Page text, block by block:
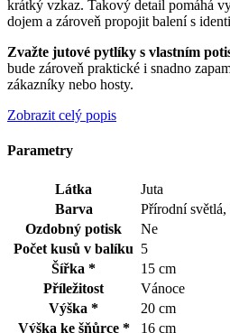
krátký vzkaz. Takový detail pomáhá
dojem a zároveň propojit balení s
Zvažte jutové pytlíky s vlastním
bude zároveň praktické i snadno
zákazníky nebo hosty.
Zobrazit celý popis
Parametry
Látka
Juta
Barva
Přírodní světlá,
Ozdobný potisk
Ne
Počet kusů v balíku 5
Šířka *
15 cm
Příležitost
Vánoce
Výška *
20 cm
Výška ke šňůrce *
16 cm